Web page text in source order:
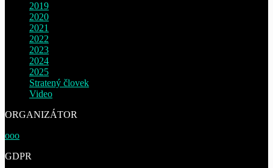
2019
2020
2021
2022
2023
2024
2025
Stratený človek
Video
ORGANIZÁTOR
ooo
GDPR